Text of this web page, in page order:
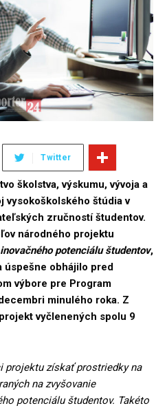
Twitter
školstva, výskumu, vývoja a
vysokoškolského štúdia v
zručností študentov.
národného projektu
potenciálu študentov,
úspešne obhájilo pred
výbore pre Program
minulého roka. Z
vyčlenených spolu 9
projektu získať prostriedky na
na zvyšovanie
potenciálu študentov. Takéto